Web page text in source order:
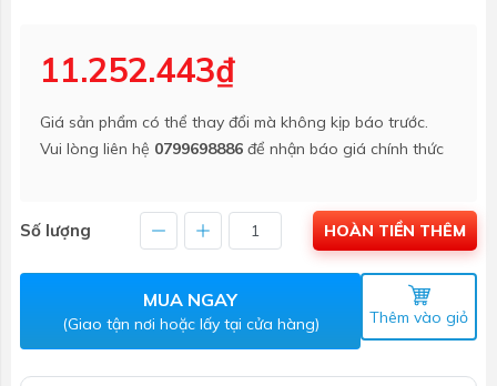
11.252.443₫
Giá sản phẩm có thể thay đổi mà không kịp báo trước.
Vui lòng liên hệ 0799698886 để nhận báo giá chính thức
Số lượng HOÀN TIỀN THÊM
MUA NGAY
(Giao tận nơi hoặc lấy tại cửa hàng) Thêm vào giỏ